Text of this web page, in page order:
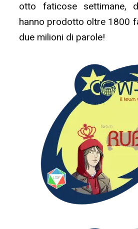
otto faticose settimane,
hanno prodotto oltre 1800
due milioni di parole!